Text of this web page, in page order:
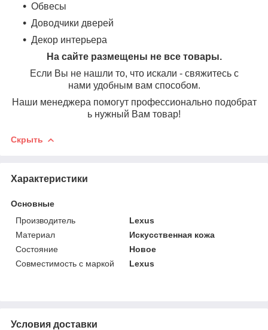
Обвесы
Доводчики дверей
Декор интерьера
На сайте размещены не все товары.
Если Вы не нашли то, что искали - свяжитесь с
нами удобным вам способом.
Наши менеджера помогут профессионально подобрат
ь нужный Вам товар!
Скрыть
Характеристики
Основные
Производитель
Lexus
Материал
Искусственная кожа
Состояние
Новое
Совместимость с маркой
Lexus
Условия доставки